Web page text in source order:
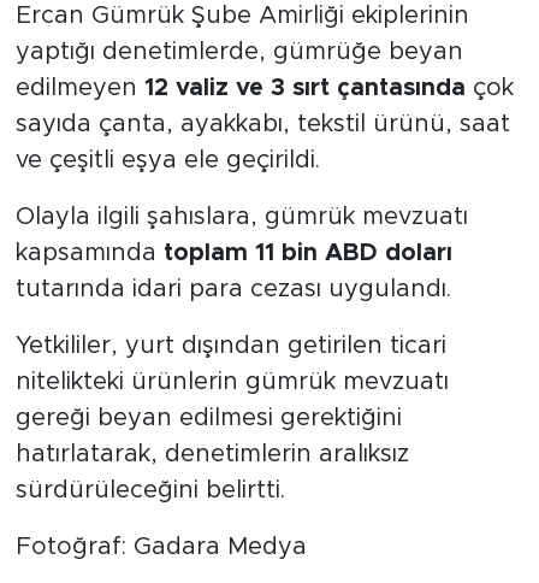
Ercan Gümrük Şube Amirliği ekiplerinin
yaptığı denetimlerde, gümrüğe beyan
edilmeyen 12 valiz ve 3 sırt çantasında çok
sayıda çanta, ayakkabı, tekstil ürünü, saat
ve çeşitli eşya ele geçirildi.
Olayla ilgili şahıslara, gümrük mevzuatı
kapsamında toplam 11 bin ABD doları
tutarında idari para cezası uygulandı.
Yetkililer, yurt dışından getirilen ticari
nitelikteki ürünlerin gümrük mevzuatı
gereği beyan edilmesi gerektiğini
hatırlatarak, denetimlerin aralıksız
sürdürüleceğini belirtti.
Fotoğraf: Gadara Medya